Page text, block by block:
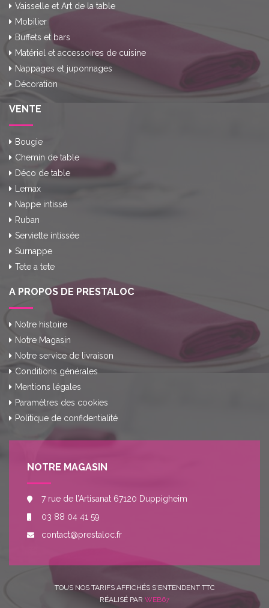
Vaisselle et Art de la table
Mobilier
Buffets et bars
Matériel et accessoires de cuisine
Nappages et juponnages
Décoration
VENTE
Bougie
Chemin de table
Déco de table
Lemax
Nappe intissé
Ruban
Serviette intissée
Surnappe
Tete a tete
A PROPOS DE PRESTALOC
Notre histoire
Notre Magasin
Notre service de livraison
Conditions générales
Mentions légales
Paramètres des cookies
Politique de confidentialité
NOTRE MAGASIN
7 rue de l’Artisanat 67120 Duppigheim
03 88 04 41 59
contact@prestaloc.fr
TOUS NOS TARIFS AFFICHÉS S'ENTENDENT TTC
RÉALISÉ PAR WEB67